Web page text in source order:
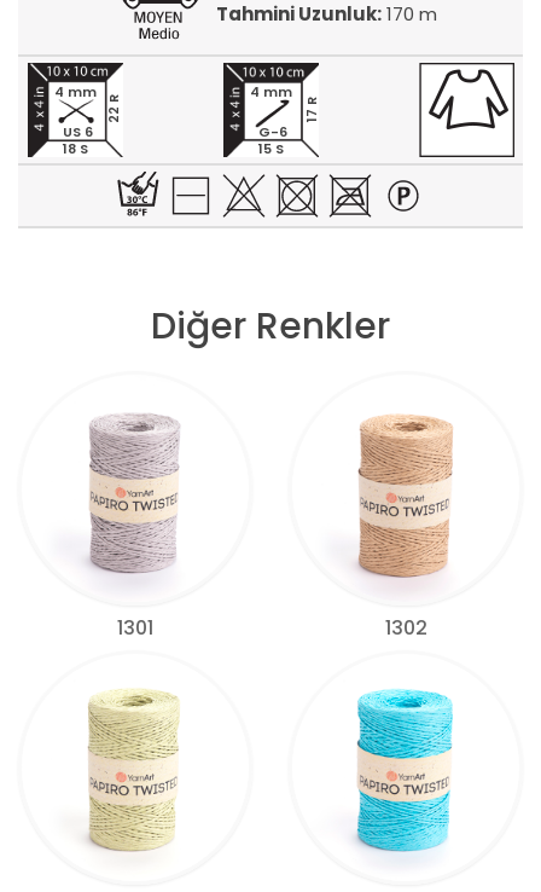
Tahmini Uzunluk:170 m
18 S
22 R
4 mm
US 6
15 S
17 R
4 mm
G-6
Diğer Renkler
1301 1302